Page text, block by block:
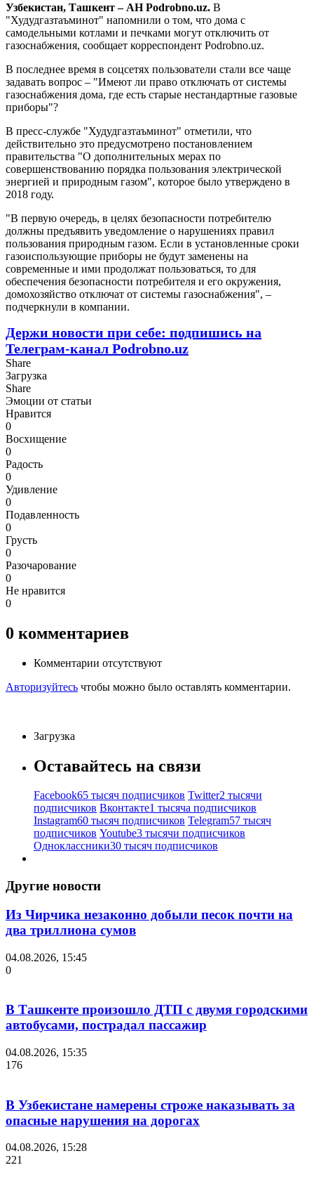
Узбекистан, Ташкент – АН Podrobno.uz. В
"Худудгазтаъминот" напомнили о том, что дома с
самодельными котлами и печками могут отключить от
газоснабжения, сообщает корреспондент Podrobno.uz.
В последнее время в соцсетях пользователи стали все чаще
задавать вопрос – "Имеют ли право отключать от системы
газоснабжения дома, где есть старые нестандартные газовые
приборы"?
В пресс-службе "Худудгазтаъминот" отметили, что
действительно это предусмотрено постановлением
правительства "О дополнительных мерах по
совершенствованию порядка пользования электрической
энергией и природным газом", которое было утверждено в
2018 году.
"В первую очередь, в целях безопасности потребителю
должны предъявить уведомление о нарушениях правил
пользования природным газом. Если в установленные сроки
газоиспользующие приборы не будут заменены на
современные и ими продолжат пользоваться, то для
обеспечения безопасности потребителя и его окружения,
домохозяйство отключат от системы газоснабжения", –
подчеркнули в компании.
Держи новости при себе: подпишись на
Телеграм-канал Podrobno.uz
Share
Загрузка
Share
Эмоции от статьи
Нравится
0
Восхищение
0
Радость
0
Удивление
0
Подавленность
0
Грусть
0
Разочарование
0
Не нравится
0
0 комментариев
Комментарии отсутствуют
Авторизуйтесь чтобы можно было оставлять комментарии.
Загрузка
Оставайтесь на связи
Facebook65 тысяч подписчиков Twitter2 тысячи
подписчиков Вконтакте1 тысяча подписчиков
Instagram60 тысяч подписчиков Telegram57 тысяч
подписчиков Youtube3 тысячи подписчиков
Одноклассники30 тысяч подписчиков
Другие новости
Из Чирчика незаконно добыли песок почти на
два триллиона сумов
04.08.2026, 15:45
0
В Ташкенте произошло ДТП с двумя городскими
автобусами, пострадал пассажир
04.08.2026, 15:35
176
В Узбекистане намерены строже наказывать за
опасные нарушения на дорогах
04.08.2026, 15:28
221